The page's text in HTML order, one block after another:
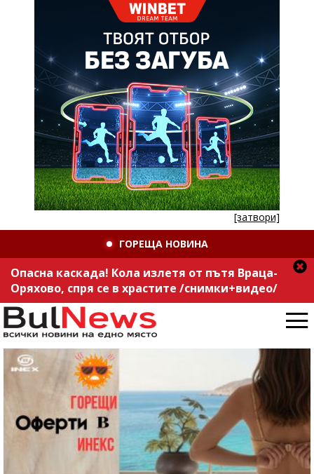
[затвори]
ГОРЕЩА НОВИНА
Опасна каскада! Кола излетя от пътя Враца-
Оряхово, спря се в храстите /снимки+видео/